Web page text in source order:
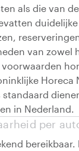
als die van
van zowel
Horeca
in Nederland.
per
bereikbaar.